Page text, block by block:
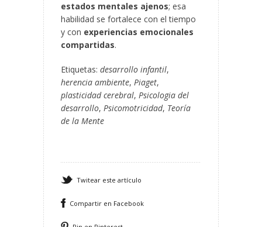
estados mentales ajenos; esa
habilidad se fortalece con el tiempo
y con experiencias emocionales
compartidas.
Etiquetas: desarrollo infantil,
herencia ambiente, Piaget,
plasticidad cerebral, Psicologia del
desarrollo, Psicomotricidad, Teoría
de la Mente
Twitear este artículo
Compartir en Facebook